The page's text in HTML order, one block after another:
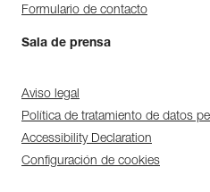
Formulario de contacto
Sala de prensa
Aviso legal
Política de tratamiento de datos
Accessibility Declaration
Configuración de cookies